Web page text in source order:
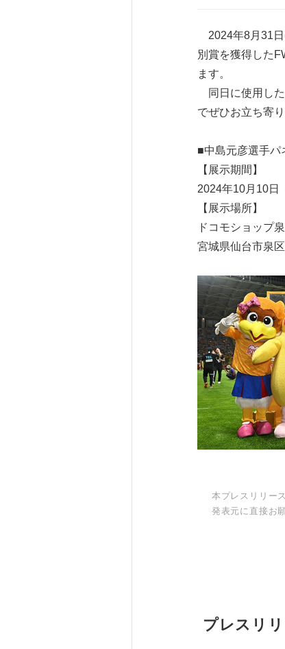
2024年8月31日
別賞を獲得した
ます。
同日に使用した
でぜひお立ち寄り
■中島元彦選手パ
【展示期間】
2024年10月10日
【展示場所】
ドコモショップ
宮城県仙台市泉
本プレスリリー
発表元に直接お
プレスリ